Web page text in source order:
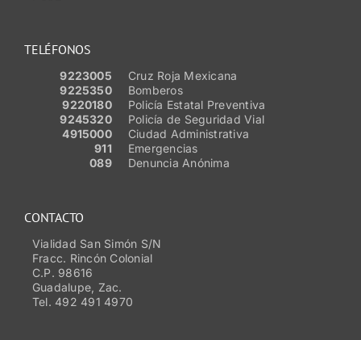
TELÉFONOS
9223005
Cruz Roja Mexicana
9225350
Bomberos
9220180
Policía Estatal Preventiva
9245320
Policía de Seguridad Vial
4915000
Ciudad Administrativa
911
Emergencias
089
Denuncia Anónima
CONTACTO
Vialidad San Simón S/N
Fracc. Rincón Colonial
C.P. 98616
Guadalupe, Zac.
Tel. 492 491 4970